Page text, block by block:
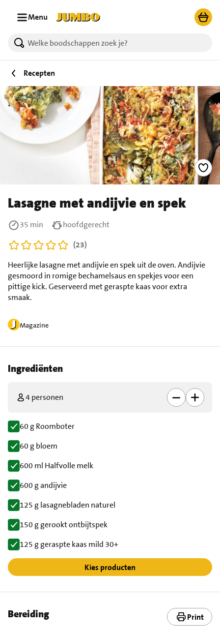
Menu
Recepten
Lasagne met andijvie en spek
Magazine
Heerlijke lasagne met andijvie en spek uit de oven. Andijvie
gesmoord in romige bechamelsaus en spekjes voor een
pittige kick. Geserveerd met geraspte kaas voor extra
smaak.
35 min
hoofdgerecht
(23)
Ingrediënten
4 personen
60 g Roomboter
60 g bloem
600 ml Halfvolle melk
600 g andijvie
125 g lasagnebladen naturel
150 g gerookt ontbijtspek
125 g geraspte kaas mild 30+
Kies producten
Bereiding Print